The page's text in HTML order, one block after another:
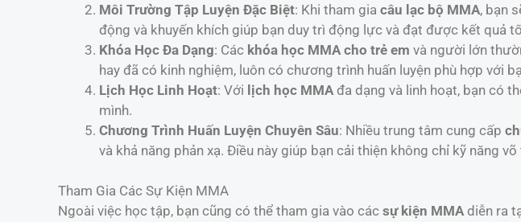
Môi Trường Tập Luyện Đặc Biệt: Khi tham gia câu lạc bộ MMA, bạn
động và khuyến khích giúp bạn duy trì động lực và đạt được kết quả
Khóa Học Đa Dạng: Các khóa học MMA cho trẻ em và người lớn
hay đã có kinh nghiệm, luôn có chương trình huấn luyện phù hợp với
Lịch Học Linh Hoạt: Với lịch học MMA đa dạng và linh hoạt, bạn có
mình.
Chương Trình Huấn Luyện Chuyên Sâu: Nhiều trung tâm cung cấp
và khả năng phản xạ. Điều này giúp bạn cải thiện không chỉ kỹ năng
Tham Gia Các Sự Kiện MMA
Ngoài việc học tập, bạn cũng có thể tham gia vào các sự kiện MMAdiễn ra